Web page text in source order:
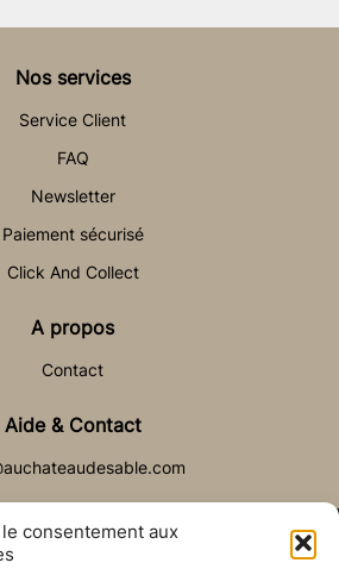
consentement aux
Nos services
Service Client
FAQ
Newsletter
Paiement sécurisé
Click And Collect
A propos
Contact
Aide & Contact